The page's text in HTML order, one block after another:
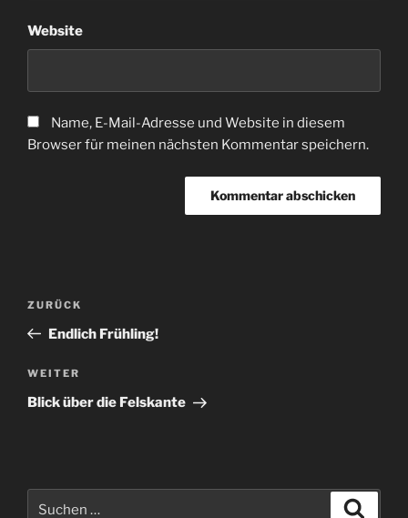
Website
Name, E-Mail-Adresse und Website in diesem
Browser für meinen nächsten Kommentar speichern.
Beitragsnavigation
Vorheriger
Beitrag
ZURÜCK
Endlich Frühling!
Nächster
Beitrag
WEITER
Blick über die Felskante